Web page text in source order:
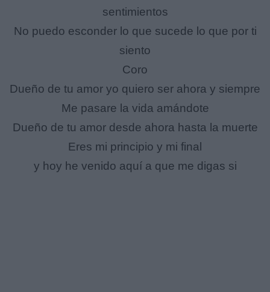
sentimientos
No puedo esconder lo que sucede lo que por ti
siento
Coro
Dueño de tu amor yo quiero ser ahora y siempre
Me pasare la vida amándote
Dueño de tu amor desde ahora hasta la muerte
Eres mi principio y mi final
y hoy he venido aquí a que me digas si